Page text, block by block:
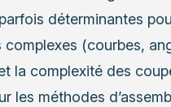
déterminantes
(courbes,
la complexité des
les méthodes